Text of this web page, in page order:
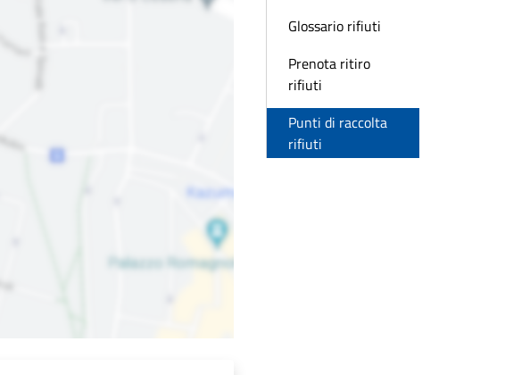
Glossario rifiuti
Prenota ritiro
rifiuti
Punti di raccolta
rifiuti